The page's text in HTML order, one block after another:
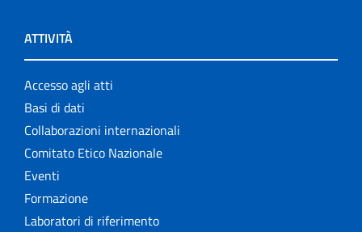
ATTIVITÀ
Accesso agli atti
Basi di dati
Collaborazioni internazionali
Comitato Etico Nazionale
Eventi
Formazione
Laboratori di riferimento